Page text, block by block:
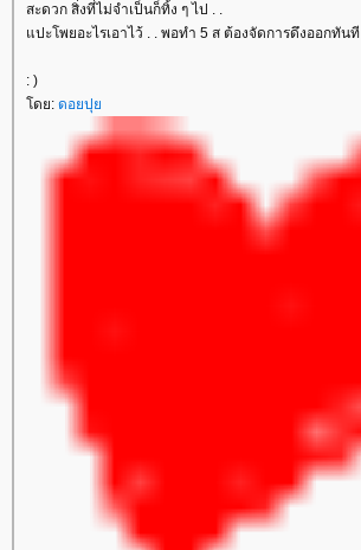
สะดวก สิ่งที่ไม่จำเป็นก็ทิ้ง ๆ ไป . .
ปะโพยอะไรเอาไว้ . . พอทำ 5 ส ต้องจัดการดึงออกทันที
: )
ดย: ดอยปุ